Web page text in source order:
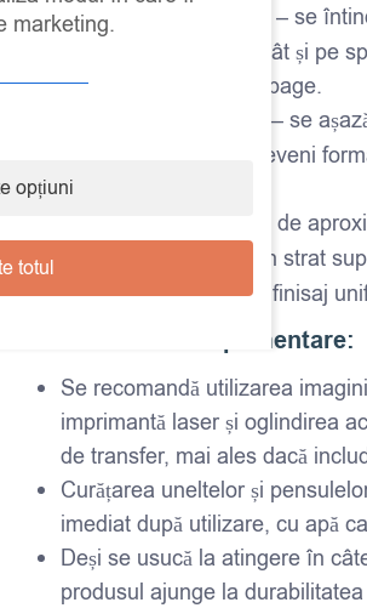
Aplicarea adezivului
– se
pe suprafața suport, cât și pe
materialului de decoupage.
– se
netezește pentru a preveni
sau bule de aer.
– se lasă timp de
– se aplică un strat
gel pentru protecție și finisaj
Recomandări suplimentare:
Se recomandă utilizarea
imprimantă laser și oglindirea
de transfer, mai ales dacă
Curățarea uneltelor și
imediat după utilizare, cu apă
Deși se usucă la atingere în
produsul ajunge la
marketing.
opțiuni
totul